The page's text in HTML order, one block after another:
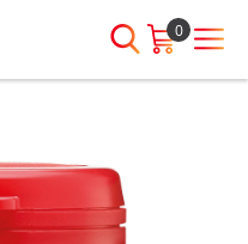
0
E-mailadres